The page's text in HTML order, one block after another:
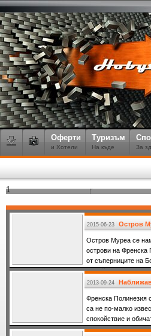
Оферти
и Хотели
Туризъм
На къде За
1
2015-06-23 Остров
Остров Муреа се
острови на Френска
от съперниците на
за най-екологично
2013-09-24
Френска Полинезия
са не по-малко
спокойствие и